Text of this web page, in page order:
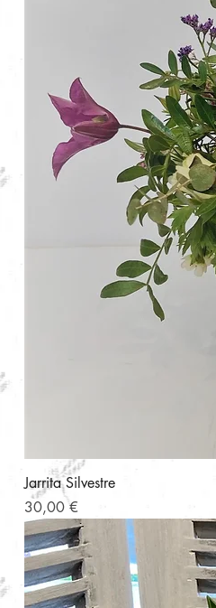
Jarrita Silvestre
Precio
30,00 €